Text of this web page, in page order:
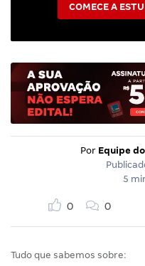
COMECE A
Por Equipe
5
0 0
Tudo que sabemos sobre: